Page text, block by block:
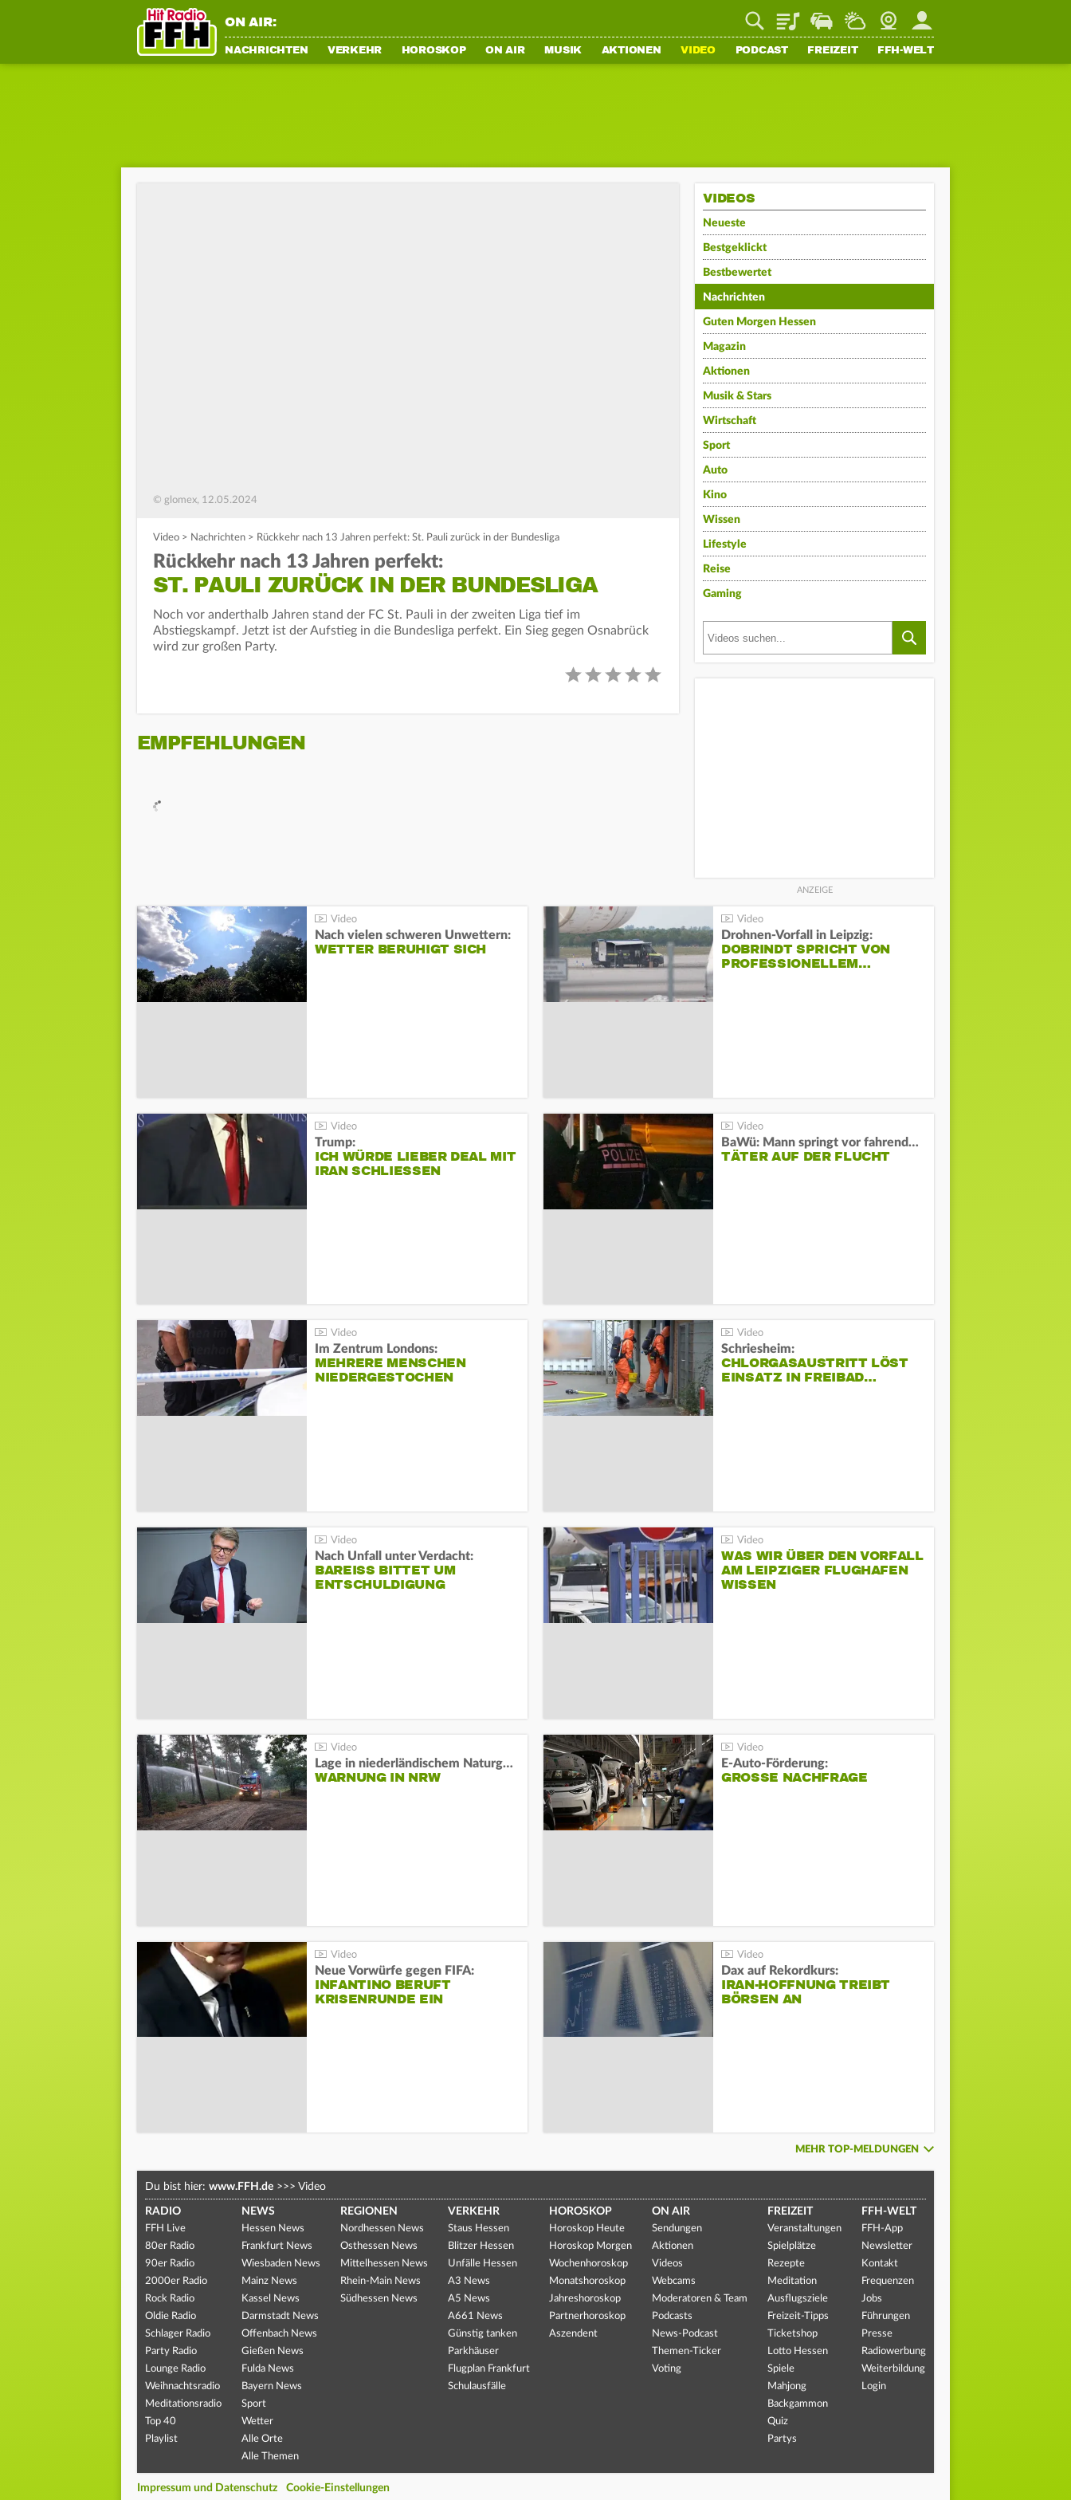
ON AIR: PlaylistStaupilotWetterWebcamMein FFH
NACHRICHTEN VERKEHR HOROSKOP ON AIR MUSIK AKTIONEN VIDEO PODCAST FREIZEIT FFH-WELT
© glomex, 12.05.2024
Video > Nachrichten > Rückkehr nach 13 Jahren perfekt: St. Pauli zurück in der Bundesliga
Rückkehr nach 13 Jahren perfekt:
ST. PAULI ZURÜCK IN DER BUNDESLIGA
Noch vor anderthalb Jahren stand der FC St. Pauli in der zweiten Liga tief im
Abstiegskampf. Jetzt ist der Aufstieg in die Bundesliga perfekt. Ein Sieg gegen Osnabrück
wird zur großen Party.
EMPFEHLUNGEN
VIDEOS
Neueste
Bestgeklickt
Bestbewertet
Nachrichten
Guten Morgen Hessen
Magazin
Aktionen
Musik & Stars
Wirtschaft
Sport
Auto
Kino
Wissen
Lifestyle
Reise
Gaming
Nach vielen schweren Unwettern:
WETTER BERUHIGT SICH
Drohnen-Vorfall in Leipzig:
DOBRINDT SPRICHT VON
PROFESSIONELLEM…
Trump:
ICH WÜRDE LIEBER DEAL MIT
IRAN SCHLIESSEN
BaWü: Mann springt vor fahrendes Auto und schießt
TÄTER AUF DER FLUCHT
Im Zentrum Londons:
MEHRERE MENSCHEN
NIEDERGESTOCHEN
Schriesheim:
CHLORGASAUSTRITT LÖST
EINSATZ IN FREIBAD…
Nach Unfall unter Verdacht:
BAREISS BITTET UM E
NTSCHULDIGUNG
WAS WIR ÜBER DEN VORFALL
AM LEIPZIGER FLUGHAFEN
WISSEN
Lage in niederländischem Naturgebiet stabil
WARNUNG IN NRW
E-Auto-Förderung:
GROSSE NACHFRAGE
Neue Vorwürfe gegen FIFA:
INFANTINO BERUFT
KRISENRUNDE EIN
Dax auf Rekordkurs:
IRAN-HOFFNUNG TREIBT
BÖRSEN AN
MEHR TOP-MELDUNGEN
Du bist hier: www.FFH.de >>> Video
RADIO
FFH Live
80er Radio
90er Radio
2000er Radio
Rock Radio
Oldie Radio
Schlager Radio
Party Radio
Lounge Radio
Weihnachtsradio
Meditationsradio
Top 40
Playlist
NEWS
Hessen News
Frankfurt News
Wiesbaden News
Mainz News
Kassel News
Darmstadt News
Offenbach News
Gießen News
Fulda News
Bayern News
Sport
Wetter
Alle Orte
Alle Themen
REGIONEN
Nordhessen News
Osthessen News
Mittelhessen News
Rhein-Main News
Südhessen News
VERKEHR
Staus Hessen
Blitzer Hessen
Unfälle Hessen
A3 News
A5 News
A661 News
Günstig tanken
Parkhäuser
Flugplan Frankfurt
Schulausfälle
HOROSKOP
Horoskop Heute
Horoskop Morgen
Wochenhoroskop
Monatshoroskop
Jahreshoroskop
Partnerhoroskop
Aszendent
ON AIR
Sendungen
Aktionen
Videos
Webcams
Moderatoren & Team
Podcasts
News-Podcast
Themen-Ticker
Voting
FREIZEIT
Veranstaltungen
Spielplätze
Rezepte
Meditation
Ausflugsziele
Freizeit-Tipps
Ticketshop
Lotto Hessen
Spiele
Mahjong
Backgammon
Quiz
Partys
FFH-WELT
FFH-App
Newsletter
Kontakt
Frequenzen
Jobs
Führungen
Presse
Radiowerbung
Weiterbildung
Login
Impressum und Datenschutz Cookie-Einstellungen